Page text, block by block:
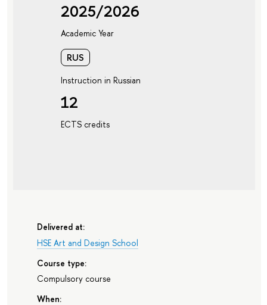
2025/2026
Academic Year
RUS
Instruction in Russian
12
ECTS credits
Delivered at:
HSE Art and Design School
Course type:
Compulsory course
When: